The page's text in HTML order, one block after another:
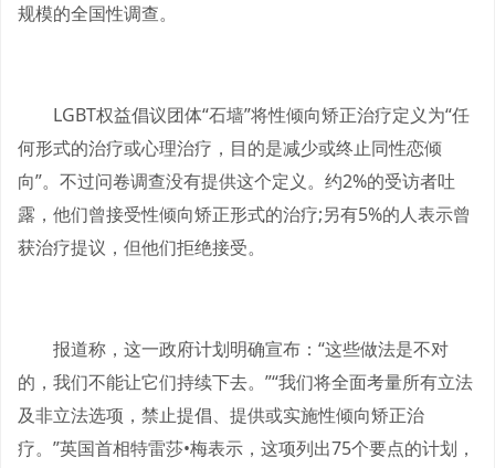
规模的全国性调查。
LGBT权益倡议团体“石墙”将性倾向矫正治疗定义为“任
何形式的治疗或心理治疗，目的是减少或终止同性恋倾
向”。不过问卷调查没有提供这个定义。约2%的受访者吐
露，他们曾接受性倾向矫正形式的治疗;另有5%的人表示曾
获治疗提议，但他们拒绝接受。
报道称，这一政府计划明确宣布：“这些做法是不对
的，我们不能让它们持续下去。”“我们将全面考量所有立法
及非立法选项，禁止提倡、提供或实施性倾向矫正治
疗。”英国首相特雷莎•梅表示，这项列出75个要点的计划，